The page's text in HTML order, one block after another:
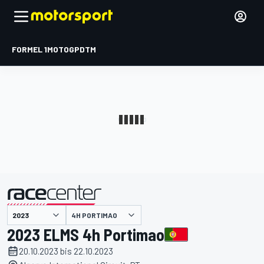
FORMEL 1MOTOGPDTM
4H PORTIMAO
2023 ELMS 4h Portimao
20.10.2023 bis 22.10.2023